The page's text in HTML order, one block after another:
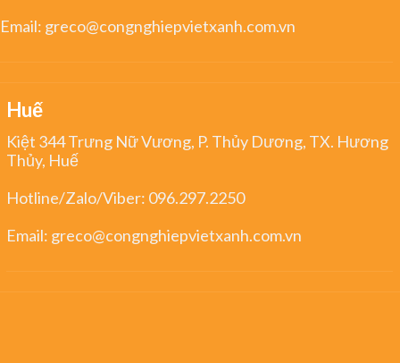
Email: greco@congnghiepvietxanh.com.vn
Huế
Kiệt 344 Trưng Nữ Vương, P. Thủy Dương, TX. Hương
Thủy, Huế
Hotline/Zalo/Viber: 096.297.2250
Email: greco@congnghiepvietxanh.com.vn